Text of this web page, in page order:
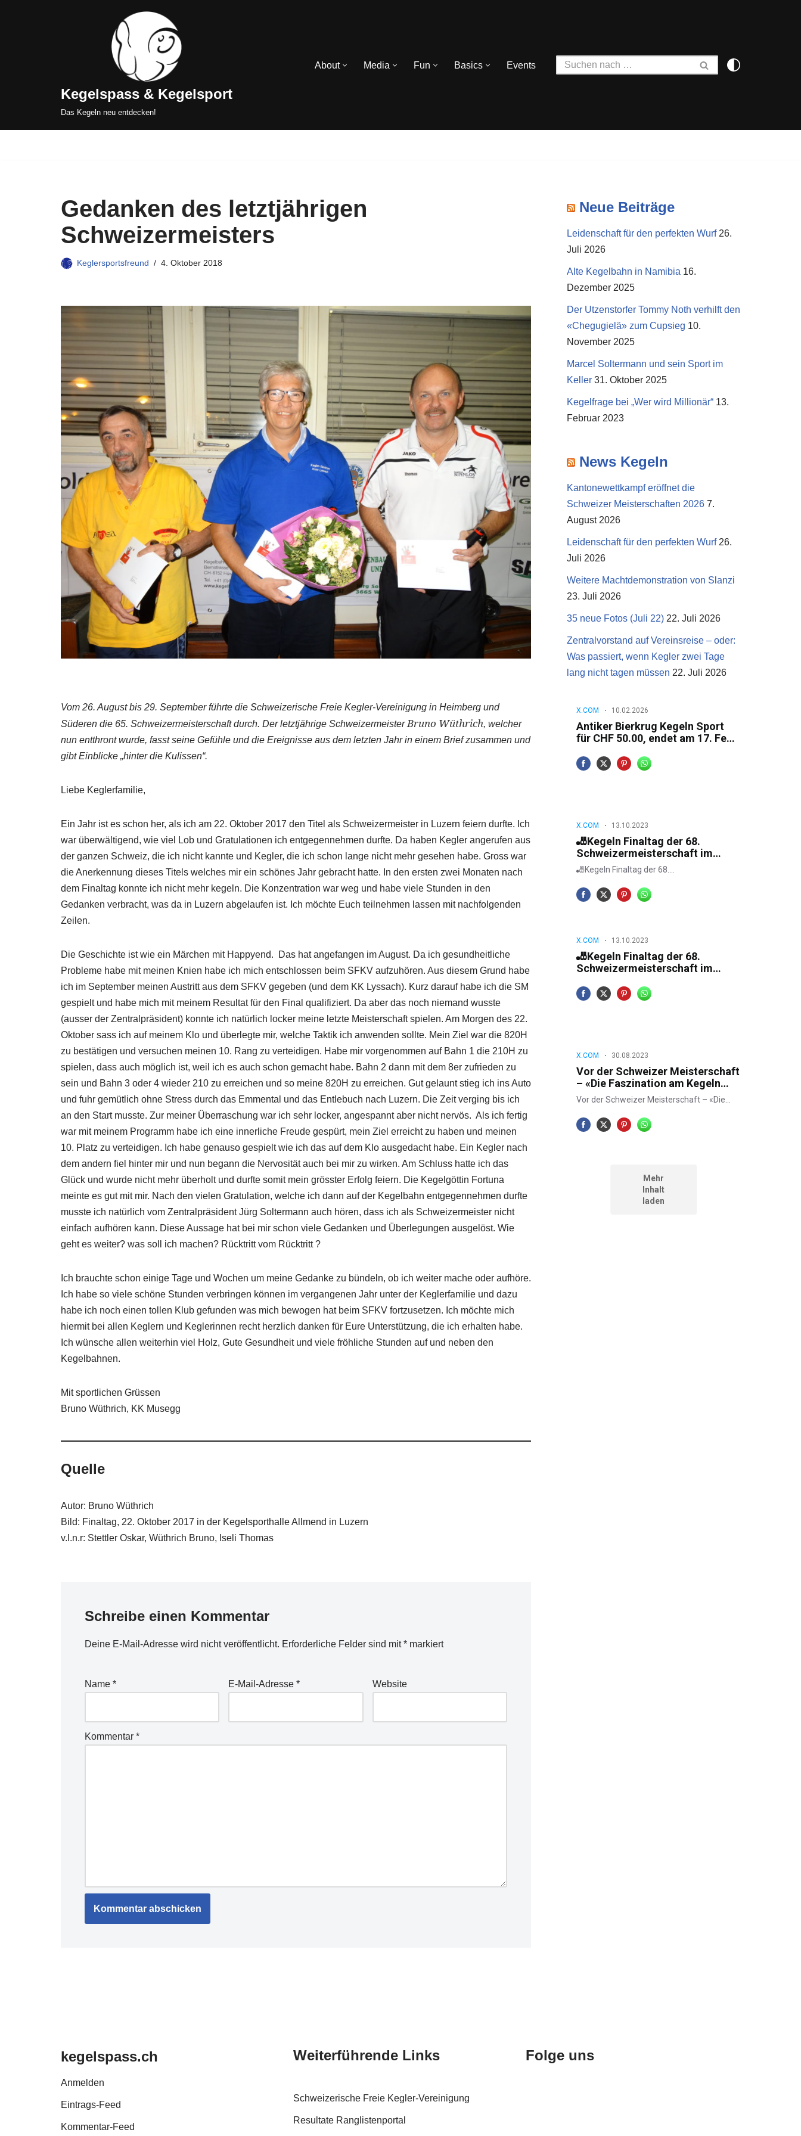
Kegelspass & Kegelsport
Das Kegeln neu entdecken!
About Media Fun Basics Events
Gedanken des letztjährigen
Schweizermeisters
Keglersportsfreund 4. Oktober 2018
Vom 26. August bis 29. September führte die Schweizerische Freie Kegler-Vereinigung in Heimberg und
Süderen die 65. Schweizermeisterschaft durch. Der letztjährige SchweizermeisterBruno Wüthrich, welcher
nun entthront wurde, fasst seine Gefühle und die Ereignisse aus dem letzten Jahr in einem Brief zusammen und
gibt Einblicke „hinter die Kulissen“.
Liebe Keglerfamilie,
Ein Jahr ist es schon her, als ich am 22. Oktober 2017 den Titel als Schweizermeister in Luzern feiern durfte. Ich
war überwältigend, wie viel Lob und Gratulationen ich entgegennehmen durfte. Da haben Kegler angerufen aus
der ganzen Schweiz, die ich nicht kannte und Kegler, die ich schon lange nicht mehr gesehen habe. Gross war
die Anerkennung dieses Titels welches mir ein schönes Jahr gebracht hatte. In den ersten zwei Monaten nach
dem Finaltag konnte ich nicht mehr kegeln. Die Konzentration war weg und habe viele Stunden in den
Gedanken verbracht, was da in Luzern abgelaufen ist. Ich möchte Euch teilnehmen lassen mit nachfolgenden
Zeilen.
Die Geschichte ist wie ein Märchen mit Happyend. Das hat angefangen im August. Da ich gesundheitliche
Probleme habe mit meinen Knien habe ich mich entschlossen beim SFKV aufzuhören. Aus diesem Grund habe
ich im September meinen Austritt aus dem SFKV gegeben (und dem KK Lyssach). Kurz darauf habe ich die SM
gespielt und habe mich mit meinem Resultat für den Final qualifiziert. Da aber das noch niemand wusste
(ausser der Zentralpräsident) konnte ich natürlich locker meine letzte Meisterschaft spielen. Am Morgen des 22.
Oktober sass ich auf meinem Klo und überlegte mir, welche Taktik ich anwenden sollte. Mein Ziel war die 820H
zu bestätigen und versuchen meinen 10. Rang zu verteidigen. Habe mir vorgenommen auf Bahn 1 die 210H zu
spielen, dass auch möglich ist, weil ich es auch schon gemacht habe. Bahn 2 dann mit dem 8er zufrieden zu
sein und Bahn 3 oder 4 wieder 210 zu erreichen und so meine 820H zu erreichen. Gut gelaunt stieg ich ins Auto
und fuhr gemütlich ohne Stress durch das Emmental und das Entlebuch nach Luzern. Die Zeit verging bis ich
an den Start musste. Zur meiner Überraschung war ich sehr locker, angespannt aber nicht nervös. Als ich fertig
war mit meinem Programm habe ich eine innerliche Freude gespürt, mein Ziel erreicht zu haben und meinen
10. Platz zu verteidigen. Ich habe genauso gespielt wie ich das auf dem Klo ausgedacht habe. Ein Kegler nach
dem andern fiel hinter mir und nun begann die Nervosität auch bei mir zu wirken. Am Schluss hatte ich das
Glück und wurde nicht mehr überholt und durfte somit mein grösster Erfolg feiern. Die Kegelgöttin Fortuna
meinte es gut mit mir. Nach den vielen Gratulation, welche ich dann auf der Kegelbahn entgegennehmen durfte
musste ich natürlich vom Zentralpräsident Jürg Soltermann auch hören, dass ich als Schweizermeister nicht
einfach aufhören kann. Diese Aussage hat bei mir schon viele Gedanken und Überlegungen ausgelöst. Wie
geht es weiter? was soll ich machen? Rücktritt vom Rücktritt ?
Ich brauchte schon einige Tage und Wochen um meine Gedanke zu bündeln, ob ich weiter mache oder aufhöre.
Ich habe so viele schöne Stunden verbringen können im vergangenen Jahr unter der Keglerfamilie und dazu
habe ich noch einen tollen Klub gefunden was mich bewogen hat beim SFKV fortzusetzen. Ich möchte mich
hiermit bei allen Keglern und Keglerinnen recht herzlich danken für Eure Unterstützung, die ich erhalten habe.
Ich wünsche allen weiterhin viel Holz, Gute Gesundheit und viele fröhliche Stunden auf und neben den
Kegelbahnen.
Mit sportlichen Grüssen
Bruno Wüthrich, KK Musegg
Quelle
Autor: Bruno Wüthrich
Bild: Finaltag, 22. Oktober 2017 in der Kegelsporthalle Allmend in Luzern
v.l.n.r: Stettler Oskar, Wüthrich Bruno, Iseli Thomas
Schreibe einen Kommentar
Deine E-Mail-Adresse wird nicht veröffentlicht. Erforderliche Felder sind mit* markiert
Name * E-Mail-Adresse* Website
Kommentar *
Neue Beiträge
Leidenschaft für den perfekten Wurf 26.
Juli 2026
Alte Kegelbahn in Namibia 16.
Dezember 2025
Der Utzenstorfer Tommy Noth verhilft den
«Chegugielä» zum Cupsieg 10.
November 2025
Marcel Soltermann und sein Sport im
Keller 31. Oktober 2025
Kegelfrage bei „Wer wird Millionär“ 13.
Februar 2023
News Kegeln
Kantonewettkampf eröffnet die
Schweizer Meisterschaften 2026 7.
August 2026
Leidenschaft für den perfekten Wurf 26.
Juli 2026
Weitere Machtdemonstration von Slanzi
23. Juli 2026
35 neue Fotos (Juli 22) 22. Juli 2026
Zentralvorstand auf Vereinsreise – oder:
Was passiert, wenn Kegler zwei Tage
lang nicht tagen müssen 22. Juli 2026
kegelspass.ch
Anmelden
Eintrags-Feed
Kommentar-Feed
Weiterführende Links
Schweizerische Freie Kegler-Vereinigung
Resultate Ranglistenportal
Folge uns